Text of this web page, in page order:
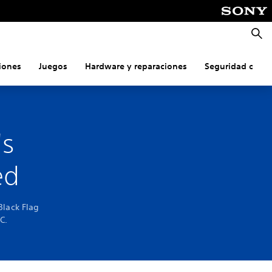
Juegos Hardware y reparaciones Seguridad
Flag